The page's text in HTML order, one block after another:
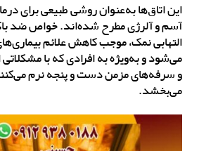
این اتاق‌ها به‌عنوان روشی طبیعی برای
آسم و آلرژی مطرح شده‌اند. خواص ضد
التهابی نمک، موجب کاهش علائم
می‌شود و به‌ویژه به افرادی که با
و سرفه‌های مزمن دست و پنجه نرم
می‌بخشد.